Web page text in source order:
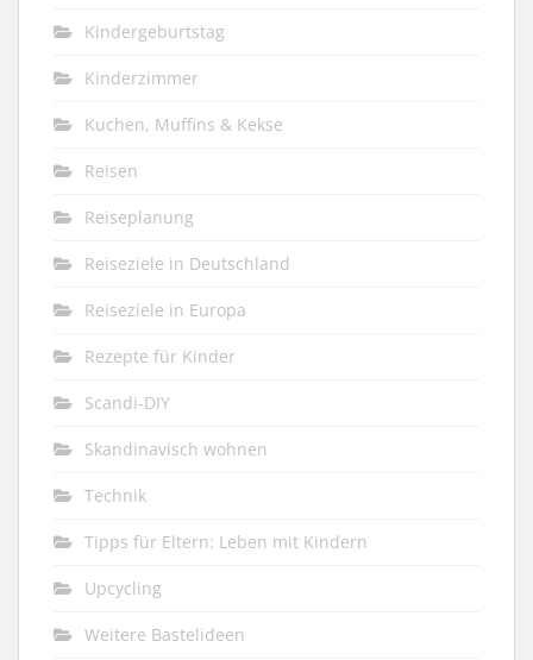
Kindergeburtstag
Kinderzimmer
Kuchen, Muffins & Kekse
Reisen
Reiseplanung
Reiseziele in Deutschland
Reiseziele in Europa
Rezepte für Kinder
Scandi-DIY
Skandinavisch wohnen
Technik
Tipps für Eltern: Leben mit Kindern
Upcycling
Weitere Bastelideen